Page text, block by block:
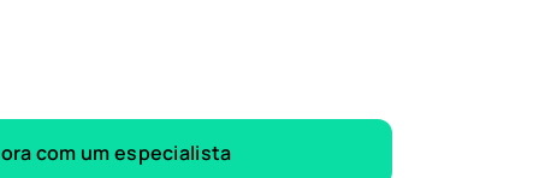
com um especialista